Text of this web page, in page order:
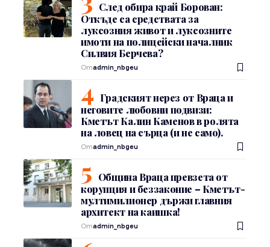
След обира край Борован:
Откъде са средствата за
луксозния живот и луксозните
имоти на полицейски началник
Силвия Берчева?
Отadmin_nbgeu
Градският нерез от Враца и
неговите любовни подвизи:
Кметът Калин Каменов в ролята
на ловец на сърца (и не само).
Отadmin_nbgeu
Община Враца превзета от
корупция и беззаконие – Кметът-
мултимилионер държи главния
архитект на каишка!
Отadmin_nbgeu